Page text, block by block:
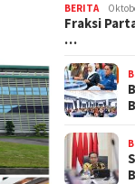
BERITA
Fraksi
…